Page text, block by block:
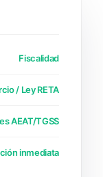
Fiscalidad
/ Ley RETA
AEAT/TGSS
inmediata